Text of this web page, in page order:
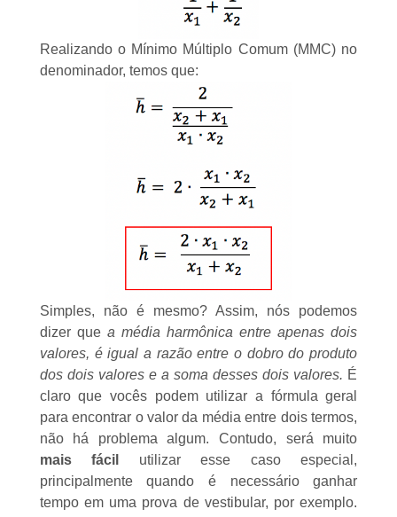
Realizando o Mínimo Múltiplo Comum (MMC)no
denominador, temos que:
Simples, não é mesmo? Assim, nós podemos
dizer que a média harmônica entre apenas dois
valores, é igual a razão entre o dobro do produto
dos dois valores e a soma desses dois valores. É
claro que vocês podem utilizar a fórmula geral
para encontrar o valor da média entre dois termos,
não há problema algum. Contudo, será muito
mais fácil
utilizar esse caso especial,
principalmente quando é necessário ganhar
tempo em uma prova de vestibular, por exemplo.